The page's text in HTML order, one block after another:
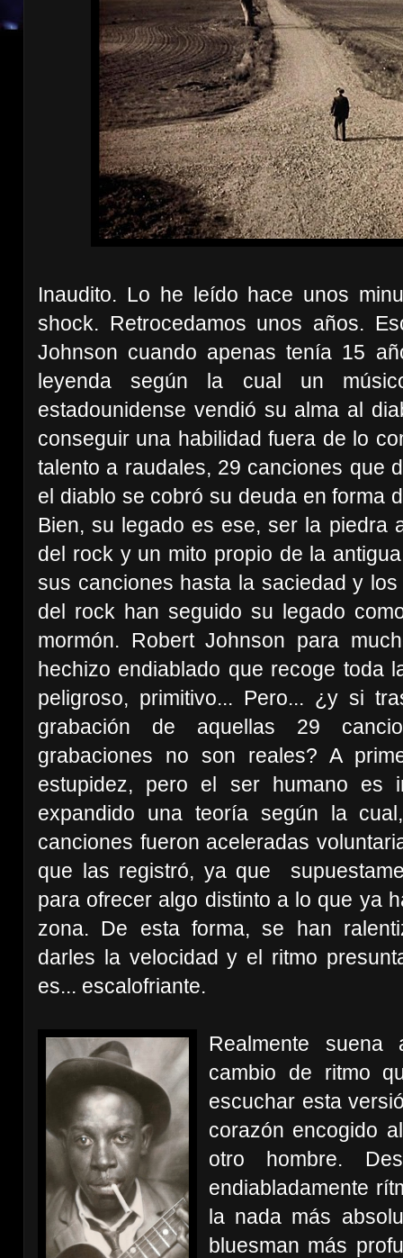
Inaudito. Lo he leído hace unos
shock. Retrocedamos unos años.
Johnson cuando apenas tenía 15
leyenda según la cual un
estadounidense vendió su alma al
conseguir una habilidad fuera de lo
talento a raudales, 29 canciones que
el diablo se cobró su deuda en forma
Bien, su legado es ese, ser la piedra
del rock y un mito propio de la
sus canciones hasta la saciedad y
del rock han seguido su legado
mormón. Robert Johnson para
hechizo endiablado que recoge toda
peligroso, primitivo... Pero... ¿y si
grabación de aquellas 29
grabaciones no son reales? A
estupidez, pero el ser humano es
expandido una teoría según la
canciones fueron aceleradas
que las registró, ya que
para ofrecer algo distinto a lo que ya
zona. De esta forma, se han
darles la velocidad y el ritmo
es... escalofriante.
Realmente
cambio de ritmo
escuchar esta
corazón encogido
otro hombre.
endiabladamente
la nada más
bluesman más